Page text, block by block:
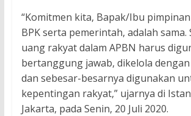
“Komitmen kita, Bapak/Ibu
BPK serta pemerintah, adalah
uang rakyat dalam APBN harus
bertanggung jawab, dikelola
dan sebesar-besarnya digunakan
kepentingan rakyat,” ujarnya di
Jakarta, pada Senin, 20 Juli 2020.